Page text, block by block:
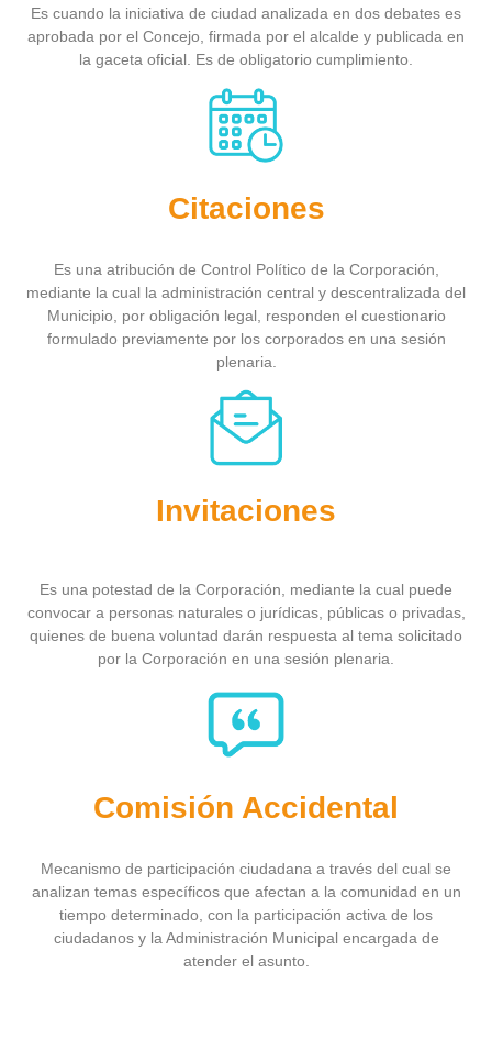
Es cuando la iniciativa de ciudad analizada en dos debates es
aprobada por el Concejo, firmada por el alcalde y publicada en
la gaceta oficial. Es de obligatorio cumplimiento.
Citaciones
Es una atribución de Control Político de la Corporación,
mediante la cual la administración central y descentralizada del
Municipio, por obligación legal, responden el cuestionario
formulado previamente por los corporados en una sesión
plenaria.
Invitaciones
Es una potestad de la Corporación, mediante la cual puede
convocar a personas naturales o jurídicas, públicas o privadas,
quienes de buena voluntad darán respuesta al tema solicitado
por la Corporación en una sesión plenaria.
Comisión Accidental
Mecanismo de participación ciudadana a través del cual se
analizan temas específicos que afectan a la comunidad en un
tiempo determinado, con la participación activa de los
ciudadanos y la Administración Municipal encargada de
atender el asunto.